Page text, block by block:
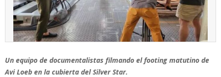
Un equipo de documentalistas filmando el footing matutino de
Avi Loeb en la cubierta del Silver Star.